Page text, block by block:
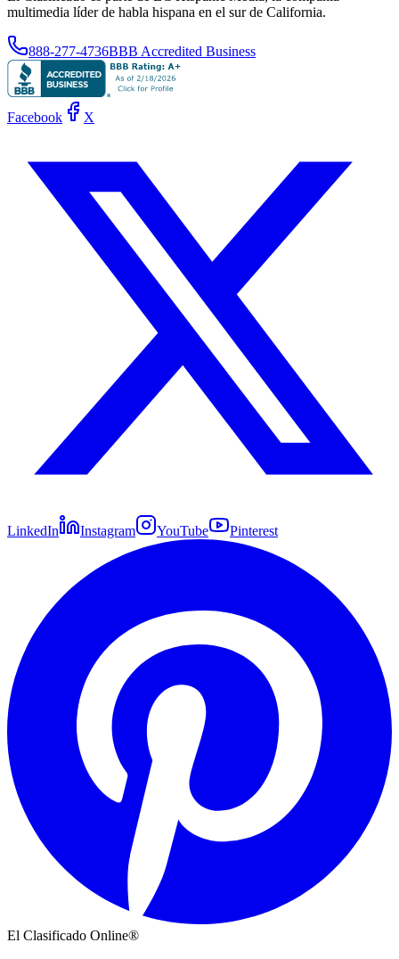
multimedia líder de habla hispana en el sur de California.
888-277-4736BBB Accredited Business
Facebook X
LinkedIn Instagram YouTube Pinterest
El Clasificado Online®